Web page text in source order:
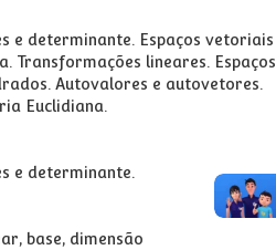
e determinante. Espaços vetoriais
Transformações lineares. Espaços
Autovalores e autovetores.
Euclidiana.
e determinante.
base, dimensão